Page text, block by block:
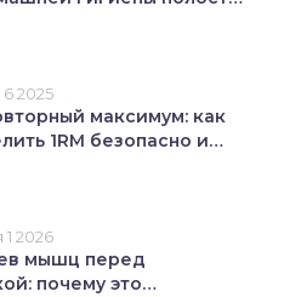
2025
максимум: как
1RM безопасно и
2026
мышц перед
почему это